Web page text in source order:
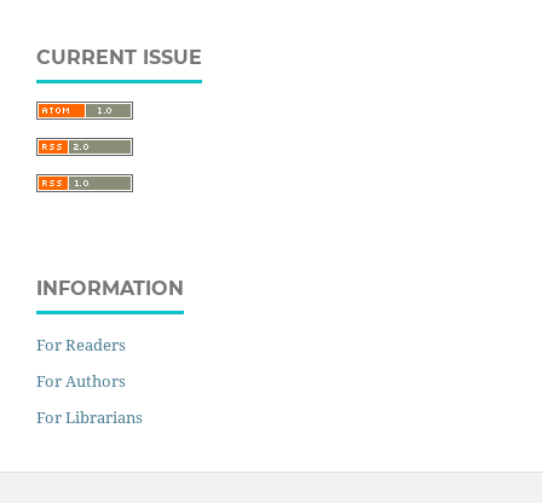
CURRENT ISSUE
INFORMATION
For Readers
For Authors
For Librarians